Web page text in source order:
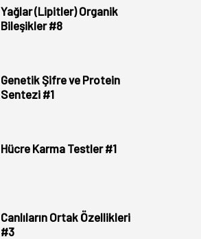
Yağlar (Lipitler) Organik
Bileşikler #8
Genetik Şifre ve Protein
Sentezi #1
Hücre Karma Testler #1
Canlıların Ortak Özellikleri
#3